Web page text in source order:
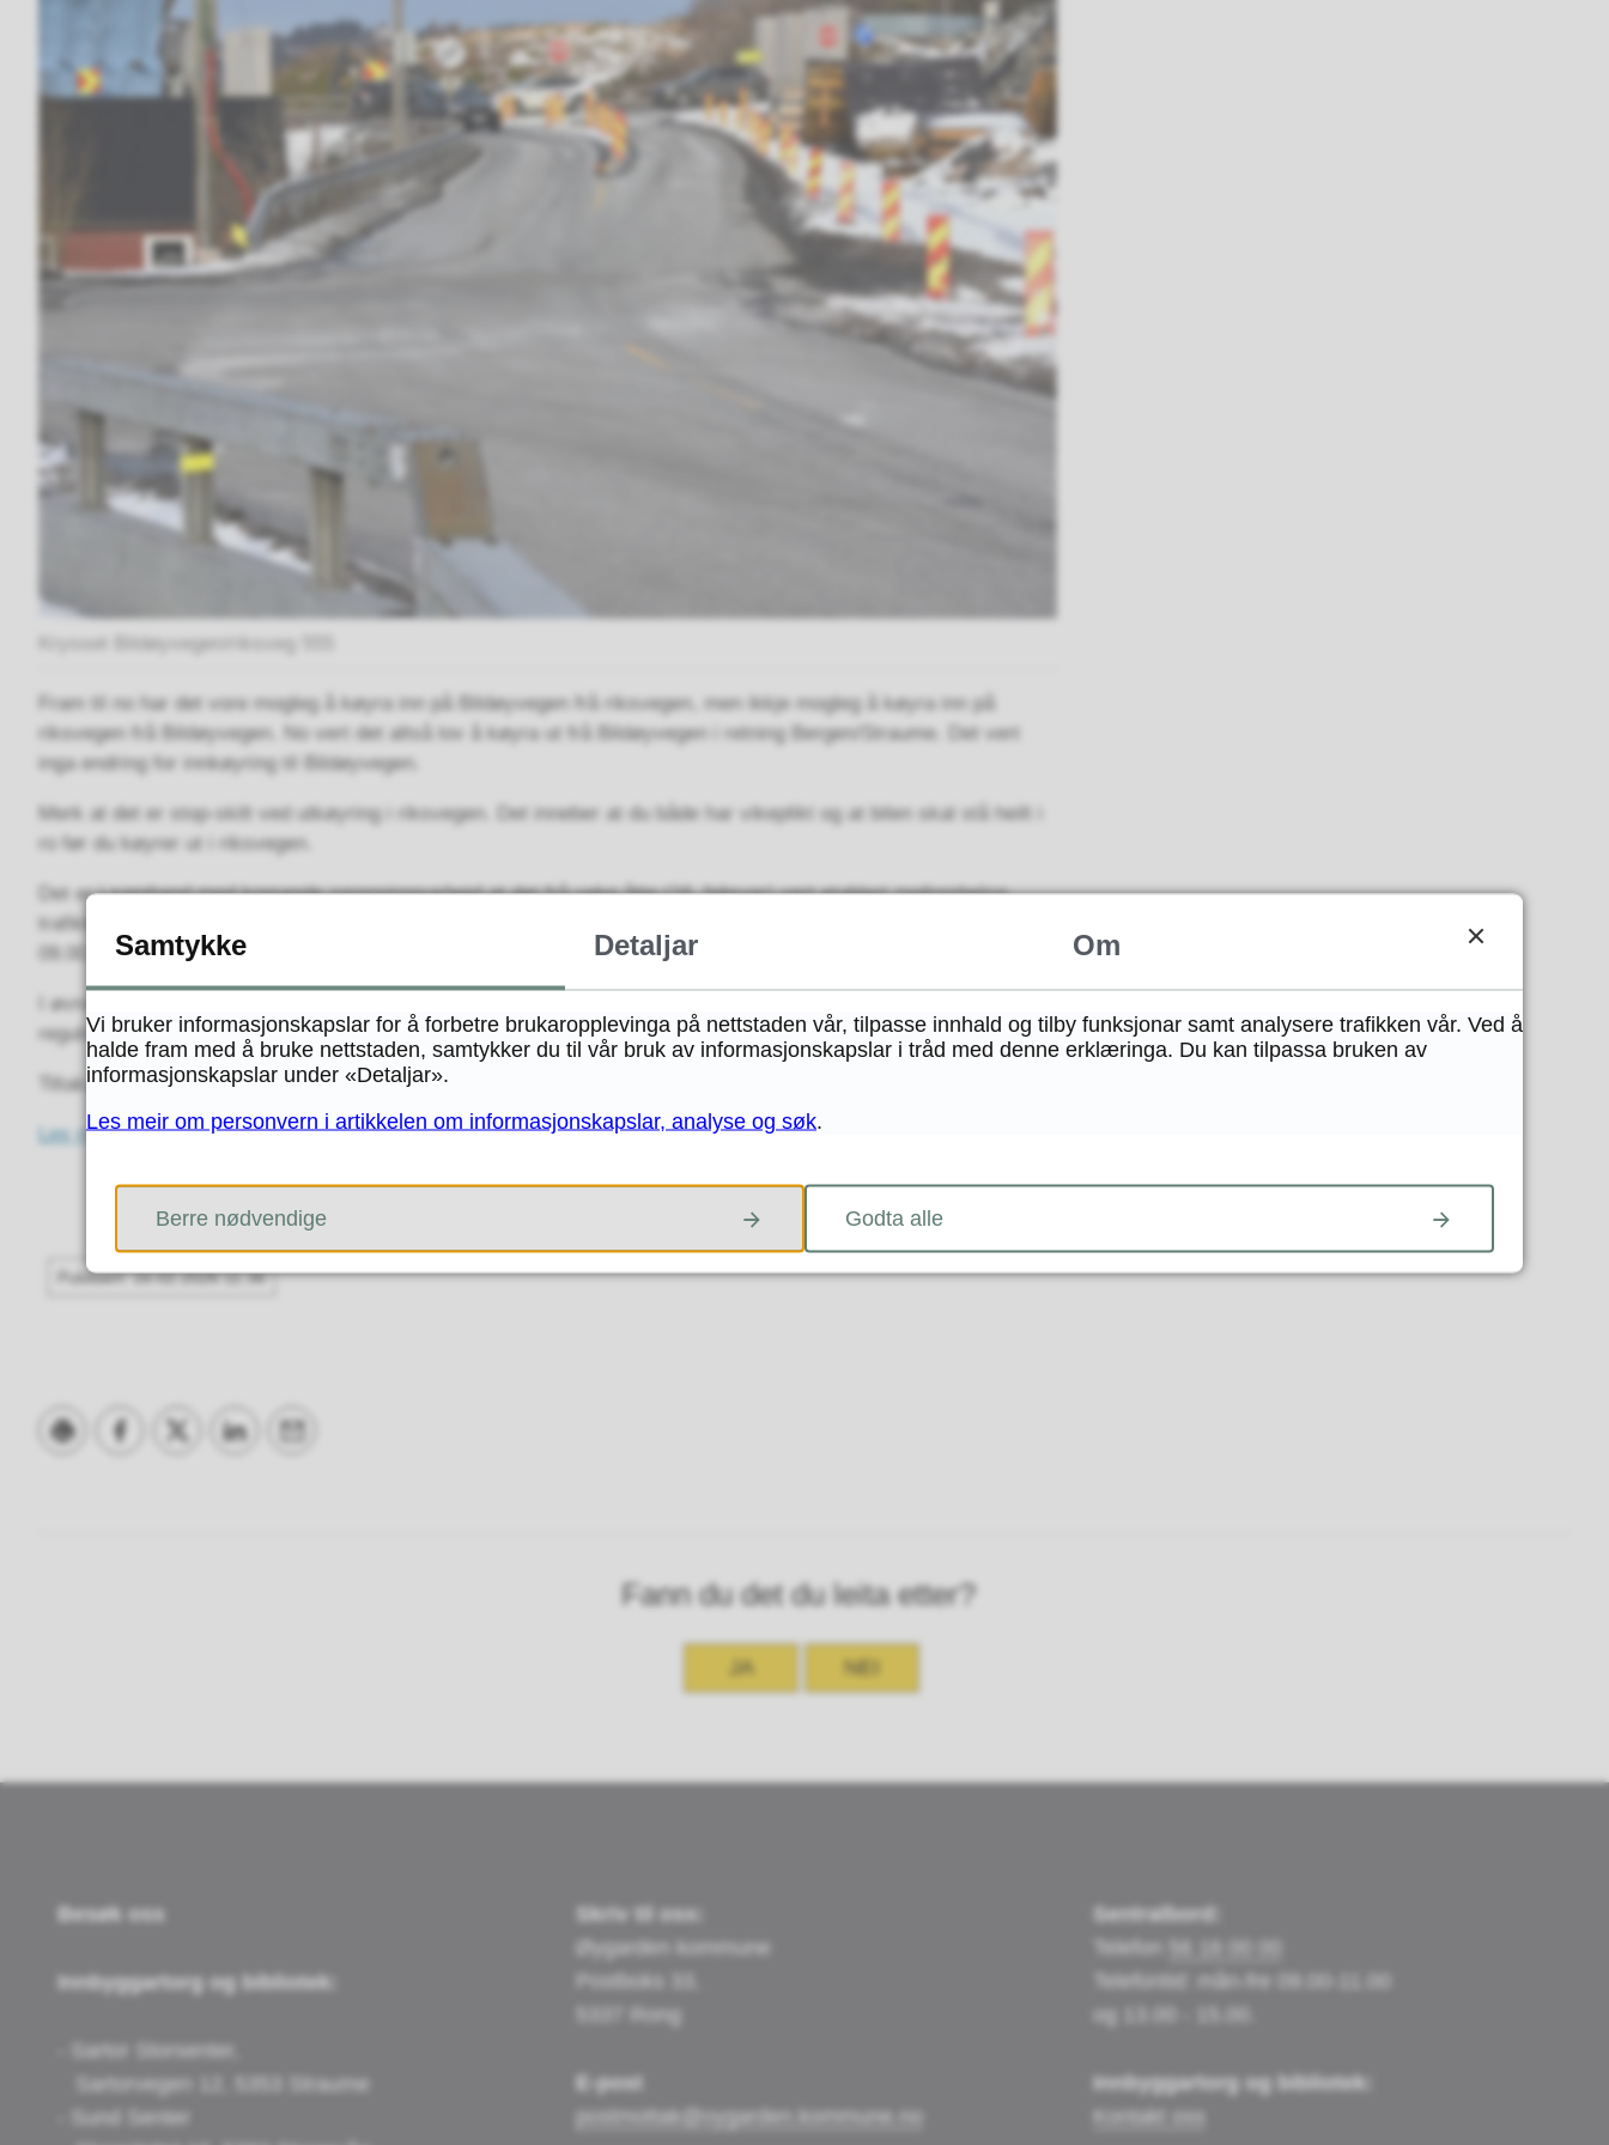
Krysset Bildøyvegen/riksveg 555
Fram til no har det vore mogleg å køyra inn på Bildøyvegen frå riksvegen, men ikkje mogleg å køyra inn på
riksvegen frå Bildøyvegen. No vert det altså lov å køyra ut frå Bildøyvegen i retning Bergen/Straume. Det vert
inga endring for innkøyring til Bildøyvegen.
Merk at det er stop-skilt ved utkøyring i riksvegen. Det inneber at du både har vikeplikt og at bilen skal stå heilt i
ro før du køyrer ut i riksvegen.
Det er i samband med komande sprengingsarbeid at det frå veke åtte (16. februar) vert etablert mellombelse
trafikktiltak i øvre del av Bildøybakken og i Bildøyvegen. Montering av trafikktiltak startar fredag 13. februar frå kl.
09.00, og sjølve anleggsarbeidet har oppstart mandag 16. februar kl. 07.00.
I øvre del av Bildøybakken vert vegen innsnevra til eín køyrebane ved bruk av betongelement. Trafikken vert
regulert med trafikklys.
Tiltaka varer fram til påske.
Les meir på nettsida til Sotra Link.
Publisert 16.02.2026 11.36
Fann du det du leita etter?
JA NEI
Besøk oss
Innbyggartorg og bibliotek:
- Sartor Storsenter,
Sartorvegen 12, 5353 Straume
- Sund Senter
Skriv til oss:
Øygarden kommune
Postboks 33,
5337 Rong
E-post
postmottak@oygarden.kommune.no
Sentralbord:
Telefon
Telefontid: mån-fre 09.00-11.00
og 13.00 - 15.00.
Innbyggartorg og bibliotek:
Kontakt oss
Samtykke Detaljar Om
Vi bruker informasjonskapslar for å forbetre brukaropplevinga på nettstaden vår, tilpasse innhald og tilby funksjonar samt analysere trafikken vår. Ved å
halde fram med å bruke nettstaden, samtykker du til vår bruk av informasjonskapslar i tråd med denne erklæringa. Du kan tilpassa bruken av
informasjonskapslar under «Detaljar».
Les meir om personvern i artikkelen om informasjonskapslar, analyse og søk.
Berre nødvendige Godta alle